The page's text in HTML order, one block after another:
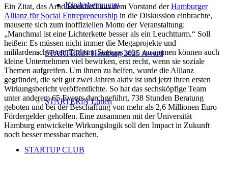
Kinderbetreuung
STARTERiN Hamburg 2025 Award
STARTERiN Lunch
STARTUP CLUB
Ein Zitat, das Arnd Boekhoff aus dem Vorstand derHamburger
Allianz für Social Entrepreneurship in die Diskussion einbrachte,
mauserte sich zum inoffiziellen Motto der Veranstaltung:
„Manchmal ist eine Lichterkette besser als ein Leuchtturm.“ Soll
heißen: Es müssen nicht immer die Megaprojekte und
mililardenschweren Einhorn-Startups sein, zusammen können auch
kleine Unternehmen viel bewirken, erst recht, wenn sie soziale
Themen aufgreifen. Um ihnen zu helfen, wurde die Allianz
gegründet, die seit gut zwei Jahren aktiv ist und jetzt ihren ersten
Wirkungsbericht veröffentlichte. So hat das sechsköpfige Team
unter anderem 65 Events durchgeführt, 738 Stunden Beratung
geboten und bei der Beschaffung von mehr als 2,6 Millionen Euro
Fördergelder geholfen. Eine zusammen mit der Universität
Hamburg entwickelte Wirkungslogik soll den Impact in Zukunft
noch besser messbar machen.